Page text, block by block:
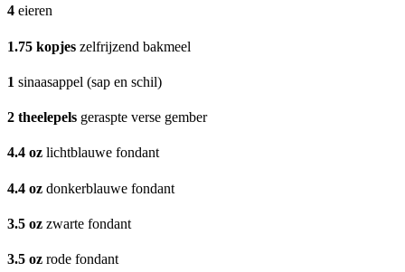
4 eieren
1.75 kopjes zelfrijzend bakmeel
1 sinaasappel (sap en schil)
2 theelepels geraspte verse gember
4.4 oz lichtblauwe fondant
4.4 oz donkerblauwe fondant
3.5 oz zwarte fondant
3.5 oz rode fondant